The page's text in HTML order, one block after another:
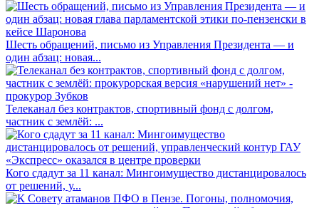
Шесть обращений, письмо из Управления Президента — и
один абзац: новая...
Телеканал без контрактов, спортивный фонд с долгом,
частник с землёй: ...
Кого сдадут за 11 канал: Мингоимущество дистанцировалось
от решений, у...